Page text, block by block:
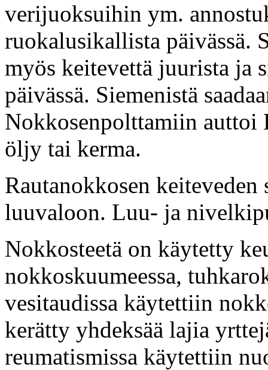
verijuoksuihin ym.
ruokalusikallista päivässä.
myös keitevettä juurista ja
päivässä. Siemenistä
Nokkosenpolttamiin auttoi
öljy tai kerma.
Rautanokkosen
luuvaloon. Luu- ja
Nokkosteetä on käytetty
nokkoskuumeessa,
vesitaudissa käytettiin
kerätty yhdeksää lajia
reumatismissa käytettiin